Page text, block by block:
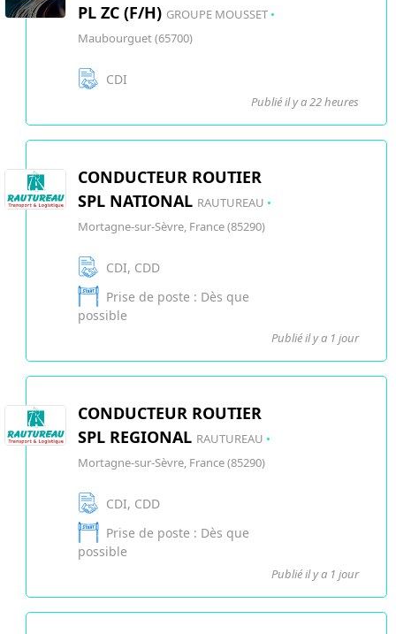
PL ZC (F/H) GROUPE MOUSSET •
Maubourguet (65700)
CDI
Publié il y a 22 heures
CONDUCTEUR ROUTIER
SPL NATIONAL RAUTUREAU •
Mortagne-sur-Sèvre, France (85290)
CDI, CDD
Prise de poste : Dès que
possible
Publié il y a 1 jour
CONDUCTEUR ROUTIER
SPL REGIONAL RAUTUREAU •
Mortagne-sur-Sèvre, France (85290)
CDI, CDD
Prise de poste : Dès que
possible
Publié il y a 1 jour